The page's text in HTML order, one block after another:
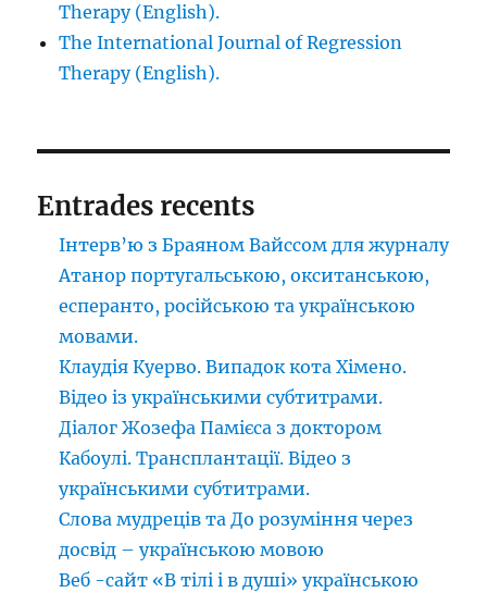
Therapy (English).
The International Journal of Regression
Therapy (English).
Entrades recents
Інтерв’ю з Браяном Вайссом для журналу
Атанор португальською, окситанською,
есперанто, російською та українською
мовами.
Клаудія Куерво. Випадок кота Хімено.
Відео із українськими субтитрами.
Діалог Жозефа Памієса з доктором
Кабоулі. Трансплантації. Відео з
українськими субтитрами.
Слова мудреців та До розуміння через
досвід – українською мовою
Веб -сайт «В тілі і в душі» українською